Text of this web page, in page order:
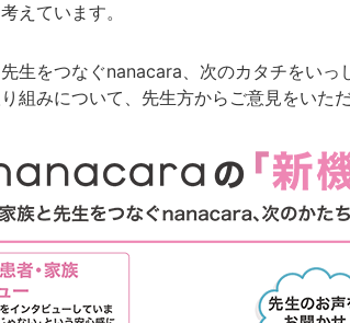
えています。
生をつなぐnanacara、次のカタチをい
組みについて、先生方からご意見をいた